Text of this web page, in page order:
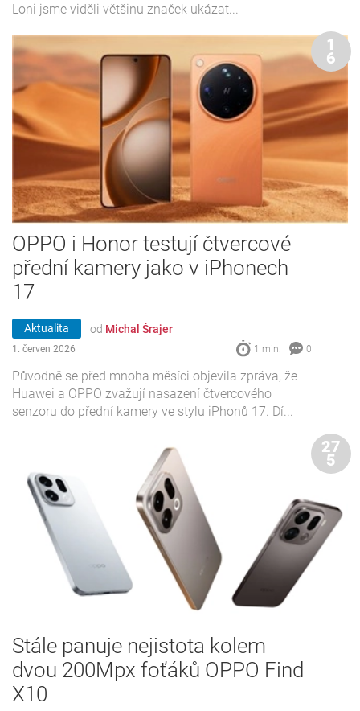
Loni jsme viděli většinu značek ukázat...
OPPO i Honor testují čtvercové
přední kamery jako v iPhonech
17
Aktualita od Michal Šrajer
1. červen 2026 1 min. 0
Původně se před mnoha měsíci objevila zpráva, že
Huawei a OPPO zvažují nasazení čtvercového
senzoru do přední kamery ve stylu iPhonů 17. Dí...
1
6
Stále panuje nejistota kolem
dvou 200Mpx foťáků OPPO Find
X10
27
5